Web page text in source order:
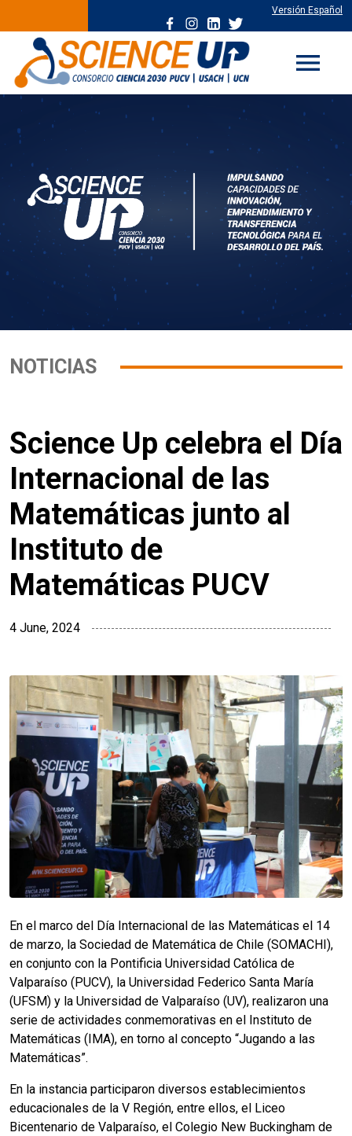
Versión Español
menu
NOTICIAS
Science Up celebra el Día
Internacional de las
Matemáticas junto al
Instituto de
Matemáticas PUCV
4 June, 2024
En el marco del Día Internacional de las Matemáticas el 14
de marzo, la Sociedad de Matemática de Chile (SOMACHI),
en conjunto con la Pontificia Universidad Católica de
Valparaíso (PUCV), la Universidad Federico Santa María
(UFSM) y la Universidad de Valparaíso (UV), realizaron una
serie de actividades conmemorativas en el Instituto de
Matemáticas (IMA), en torno al concepto “Jugando a las
Matemáticas”.
En la instancia participaron diversos establecimientos
educacionales de la V Región, entre ellos, el Liceo
Bicentenario de Valparaíso, el Colegio New Buckingham de